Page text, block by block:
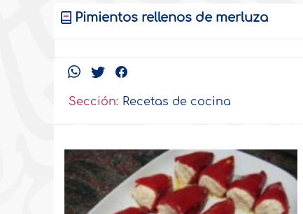
Pimientos rellenos de merluza
Sección: Recetas de cocina